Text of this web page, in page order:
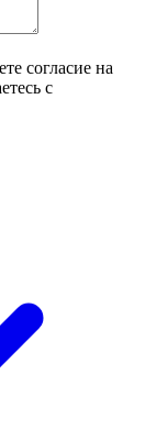
согласие на
с